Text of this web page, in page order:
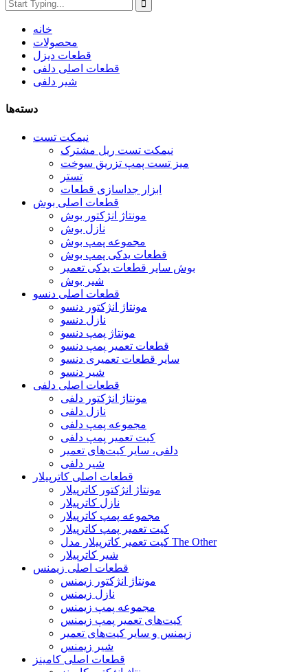
خانه
محصولات
قطعات دیزل
قطعات اصلی دلفی
شیر دلفی
دسته‌ها
نیمکت تست
نیمکت تست ریل مشترک
میز تست پمپ تزریق سوخت
تستر
ابزار جداسازی قطعات
قطعات اصلی بوش
مونتاژ انژکتور بوش
نازل بوش
مجموعه پمپ بوش
قطعات یدکی پمپ بوش
بوش سایر قطعات یدکی تعمیر
شیر بوش
قطعات اصلی دنسو
مونتاژ انژکتور دنسو
نازل دنسو
مونتاژ پمپ دنسو
قطعات تعمیر پمپ دنسو
سایر قطعات تعمیری دنسو
شیر دنسو
قطعات اصلی دلفی
مونتاژ انژکتور دلفی
نازل دلفی
مجموعه پمپ دلفی
کیت تعمیر پمپ دلفی
دلفی، سایر کیت‌های تعمیر
شیر دلفی
قطعات اصلی کاترپیلار
مونتاژ انژکتور کاترپیلار
نازل کاترپیلار
مجموعه پمپ کاترپیلار
کیت تعمیر پمپ کاترپیلار
کیت تعمیر کاترپیلار مدل The Other
شیر کاترپیلار
قطعات اصلی زیمنس
مونتاژ انژکتور زیمنس
نازل زیمنس
مجموعه پمپ زیمنس
کیت‌های تعمیر پمپ زیمنس
زیمنس و سایر کیت‌های تعمیر
شیر زیمنس
قطعات اصلی کامینز